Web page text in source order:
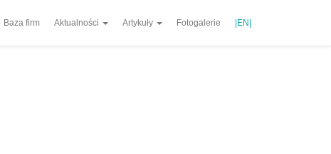
Baza firm Aktualności Artykuły Fotogalerie |EN|